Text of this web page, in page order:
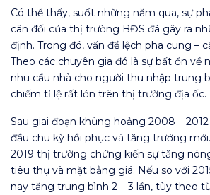
Có thể thấy, suốt những năm qua, sự
cân đối của thị trường BĐS đã gây ra
định. Trong đó, vấn đề lệch pha cung –
Theo các chuyên gia đó là sự bất ổn về
nhu cầu nhà cho người thu nhập trung
chiếm tỉ lệ rất lớn trên thị trường địa ốc.
Sau giai đoạn khủng hoảng 2008 –
đầu chu kỳ hồi phục và tăng trưởng mới.
2019 thị trường chứng kiến sự tăng
tiêu thụ và mặt bằng giá. Nếu so với
nay tăng trung bình 2 – 3 lần, tùy theo